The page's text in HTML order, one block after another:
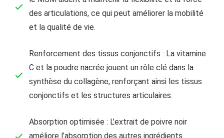
des articulations, ce qui peut améliorer la mobilité
et la qualité de vie.
Renforcement des tissus conjonctifs : La vitamine
C et la poudre nacrée jouent un rôle clé dans la
synthèse du collagène, renforçant ainsi les tissus
conjonctifs et les structures articulaires.
Absorption optimisée : L’extrait de poivre noir
améliore l’absorption des autres ingrédients